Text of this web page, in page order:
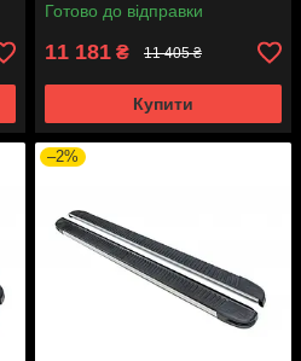
Готово до відправки
11 181 ₴ 11 405 ₴
Купити
–2%